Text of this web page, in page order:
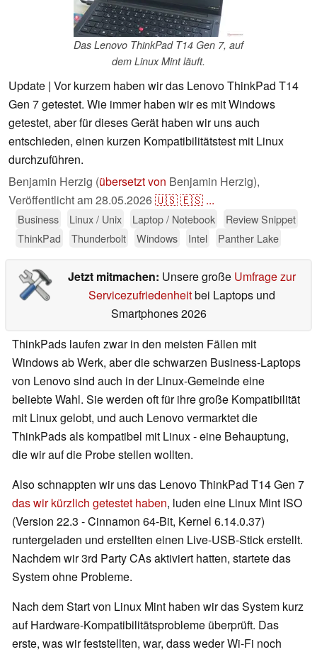
Das Lenovo ThinkPad T14 Gen 7, auf
dem Linux Mint läuft.
Update | Vor kurzem haben wir das Lenovo ThinkPad T14
Gen 7 getestet. Wie immer haben wir es mit Windows
getestet, aber für dieses Gerät haben wir uns auch
entschieden, einen kurzen Kompatibilitätstest mit Linux
durchzuführen.
Benjamin Herzig (übersetzt von Benjamin Herzig),
Veröffentlicht am28.05.2026🇺🇸🇪🇸 ...
Business Linux / Unix Laptop / Notebook
Review Snippet
ThinkPad
Thunderbolt Windows Intel Panther Lake
Jetzt mitmachen: Unsere große Umfrage zur
Servicezufriedenheitbei Laptops und
Smartphones 2026
ThinkPads laufen zwar in den meisten Fällen mit
Windows ab Werk, aber die schwarzen Business-Laptops
von Lenovo sind auch in der Linux-Gemeinde eine
beliebte Wahl. Sie werden oft für ihre große Kompatibilität
mit Linux gelobt, und auch Lenovo vermarktet die
ThinkPads als kompatibel mit Linux - eine Behauptung,
die wir auf die Probe stellen wollten.
Also schnappten wir uns das Lenovo ThinkPad T14 Gen 7
das wir kürzlich getestet haben, luden eine Linux Mint ISO
(Version 22.3 - Cinnamon 64-Bit, Kernel 6.14.0.37)
runtergeladen und erstellten einen Live-USB-Stick erstellt.
Nachdem wir 3rd Party CAs aktiviert hatten, startete das
System ohne Probleme.
Nach dem Start von Linux Mint haben wir das System kurz
auf Hardware-Kompatibilitätsprobleme überprüft. Das
erste, was wir feststellten, war, dass weder Wi-Fi noch